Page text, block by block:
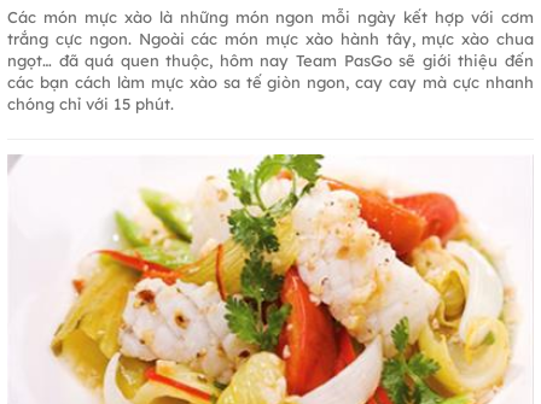
Các món mực xào là những món ngon mỗi ngày kết hợp với cơm
trắng cực ngon. Ngoài các món mực xào hành tây, mực xào chua
ngọt… đã quá quen thuộc, hôm nay Team PasGo sẽ giới thiệu đến
các bạn cách làm mực xào sa tế giòn ngon, cay cay mà cực nhanh
chóng chỉ với 15 phút.